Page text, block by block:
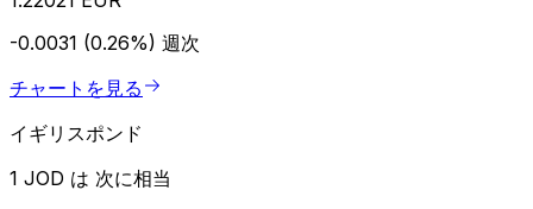
-0.0031 (0.26%) 週次
チャートを見る
イギリスポンド
1 JOD は 次に相当